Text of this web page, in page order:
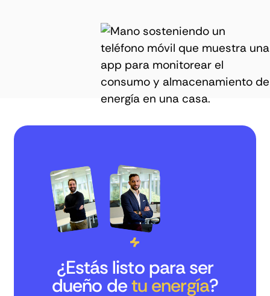
¿Estás listo para ser
dueño detu energía?